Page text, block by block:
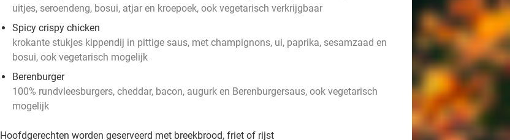
uitjes, seroendeng, bosui, atjar en kroepoek, ook vegetarisch verkrijgbaar
Spicy crispy chicken
krokante stukjes kippendij in pittige saus, met champignons, ui, paprika, sesamzaad en
bosui, ook vegetarisch mogelijk
Berenburger
100% rundvleesburgers, cheddar, bacon, augurk en Berenburgersaus, ook vegetarisch
mogelijk
Hoofdgerechten worden geserveerd met breekbrood, friet of rijst